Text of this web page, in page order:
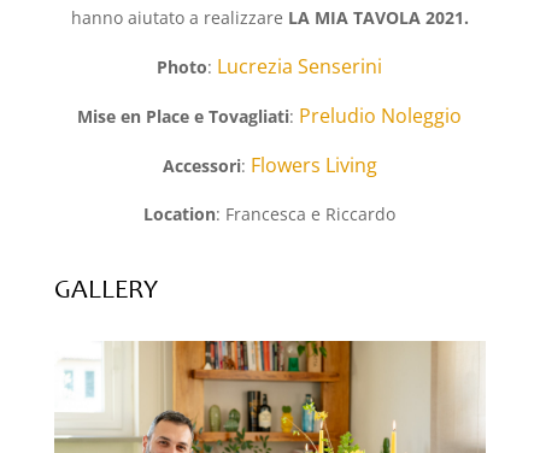
hanno aiutato a realizzare LA MIA TAVOLA 2021.
Photo: Lucrezia Senserini
Mise en Place e Tovagliati: Preludio Noleggio
Accessori: Flowers Living
Location: Francesca e Riccardo
GALLERY